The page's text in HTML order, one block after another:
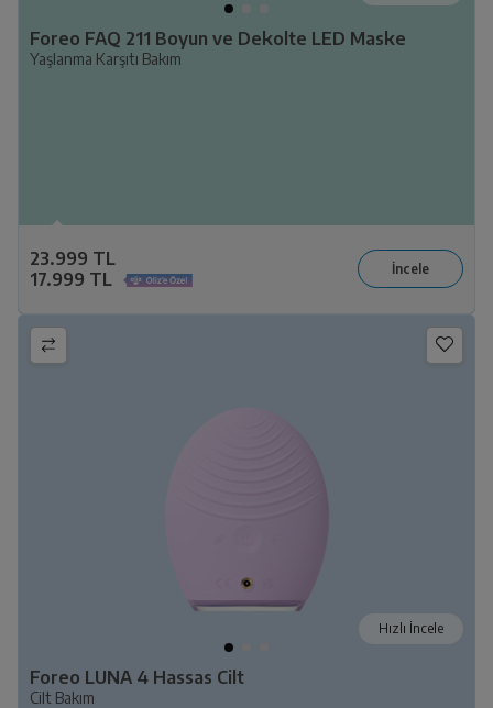
Foreo FAQ 211 Boyun ve Dekolte LED Maske
Yaşlanma Karşıtı Bakım
23.999 TL
17.999 TL
Hızlı İncele
Foreo LUNA 4 Hassas Cilt
Cilt Bakım